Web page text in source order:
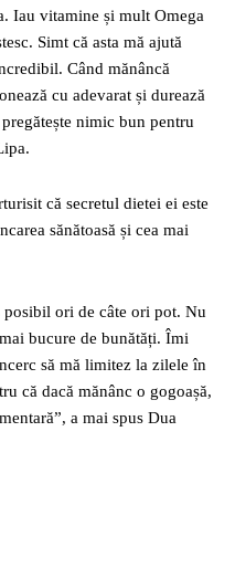
Iau vitamine și mult Omega
Simt că asta mă ajută
Când mănâncă
cu adevarat și durează
nimic bun pentru
că secretul dietei ei este
sănătoasă și cea mai
posibil ori de câte ori pot. Nu
bucure de bunătăți. Îmi
să mă limitez la zilele în
că dacă mănânc o gogoașă,
a mai spus Dua